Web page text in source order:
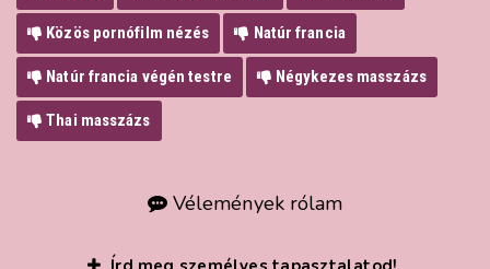
Közös pornófilm nézés Natúr francia
Natúr francia végén testre Négykezes masszázs
Thai masszázs
Vélemények rólam